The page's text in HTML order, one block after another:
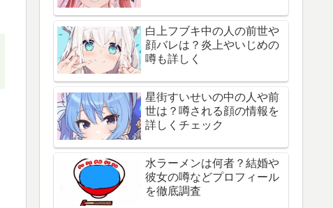
白上フブキ中の人の前世や
顔バレは？炎上やいじめの
噂も詳しく
星街すいせいの中の人や前
世は？噂される顔の情報を
詳しくチェック
水ラーメンは何者？結婚や
彼女の噂などプロフィール
を徹底調査